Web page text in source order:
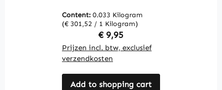
gezichtsvermogen,
huid, haar en meer -
hoge dosering en
vegan | Warnke
Vitalstoffe
Content: 0.033 Kilogram
(€ 301,52 / 1 Kilogram)
Regular price:
€ 9,95
Prijzen incl. btw, exclusief
verzendkosten
Add to shopping cart